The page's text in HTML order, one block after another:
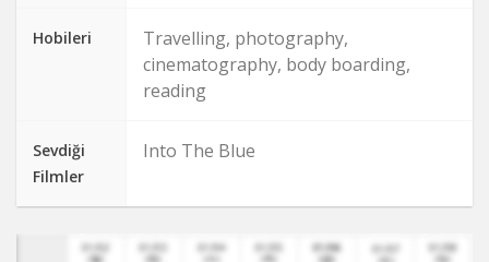
Hobileri
Travelling, photography,
cinematography, body boarding,
reading
Sevdiği
Filmler
Into The Blue